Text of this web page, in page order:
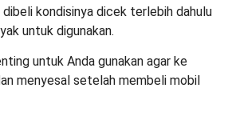
dibeli kondisinya dicek terlebih dahulu
untuk digunakan.
untuk Anda gunakan agar ke
menyesal setelah membeli mobil